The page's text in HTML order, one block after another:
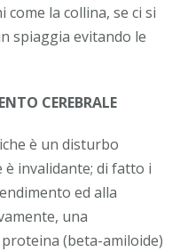
la collina, se ci si
spiaggia evitando le
CEREBRALE
è un disturbo
invalidante; di fatto i
ed alla
una
(beta-amiloide)